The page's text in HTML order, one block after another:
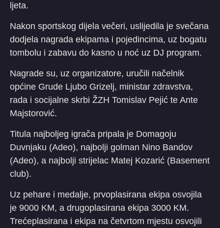
ljeta.
Nakon sportskog dijela večeri, uslijedila je svečana
dodjela nagrada ekipama i pojedincima, uz bogatu
tombolu i zabavu do kasno u noć uz DJ program.
Nagrade su, uz organizatore, uručili načelnik
općine Grude Ljubo Grizelj, ministar zdravstva,
rada i socijalne skrbi ŽZH Tomislav Pejić te Ante
Majstorović.
Titula najboljeg igrača pripala je Domagoju
Duvnjaku (Adeo), najbolji golman Nino Bandov
(Adeo), a najbolji strijelac Matej Kozarić (Basement
club).
Uz pehare i medalje, prvoplasirana ekipa osvojila
je 9000 KM, a drugoplasirana ekipa 3000 KM.
Trećeplasirana i ekipa na četvrtom mjestu osvojili